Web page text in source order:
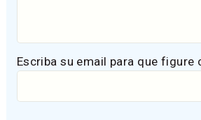
Escriba su email para que figure